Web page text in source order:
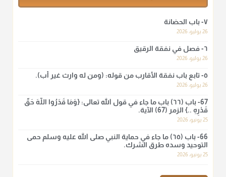
لا أعلم لدعاء ختم القرآن في الصلاة أصلاً صحيحاً يعتمد عليه من سنة
الرسول صلى الله عليه وسلّم، ولا من عمل الصحابة رضي الله
منذ 3 شهر
أ.د. صالح الشمراني
نرى اليوم بأبصارنا بعض ما رأى العلماء ببصائرهم: "والرافضة ليس
لهم سعي إلا في هدم الإسلام و نقض عراه...فأيامهم في الإسلام
كلها سود" ابن تيمية.
٧- باب الحضانة
26 يوليو، 2026
٦- فصل في نفقة الرقيق
26 يوليو، 2026
٥- تابع باب نفقة الأقارب من قوله: (ومن له وارث غير أب).
26 يوليو، 2026
67- باب (٦٦) باب ما جاء في قول الله تعالى: {وَمَا قَدَرُوا اللَّهَ حَقَّ
قَدْرِهِ ..} الزمر (67) الآية.
25 يونيو، 2026
66- باب (٦٥) ما جاء في حماية النبي صلى الله عليه وسلم حمى
التوحيد وسده طرق الشرك.
25 يونيو، 2026